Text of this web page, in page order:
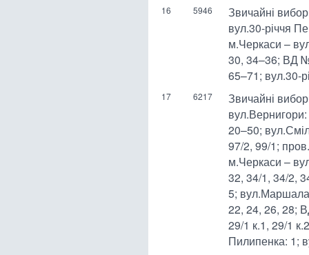
16 5946
Звичайні
вул.30-річчя
м.Черкаси –
30, 34–36; ВД
65–71; вул.30-
17 6217
Звичайні
20–50;
97/2, 99/1;
м.Черкаси –
32, 34/1, 34/2,
5; вул.Маршала
22, 24, 26, 28;
29/1 к.1, 29/1
Пилипенка: 1;